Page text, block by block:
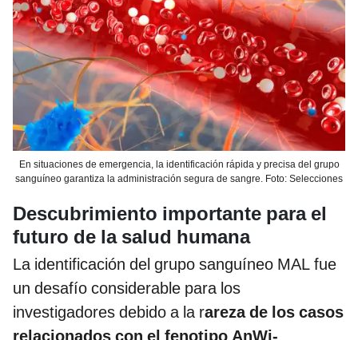
En situaciones de emergencia, la identificación rápida y precisa del grupo
sanguíneo garantiza la administración segura de sangre. Foto: Selecciones
Descubrimiento importante para el
futuro de la salud humana
La identificación del grupo sanguíneo MAL fue
un desafío considerable para los
investigadores debido a la rareza de los casos
relacionados con el fenotipo AnWj-